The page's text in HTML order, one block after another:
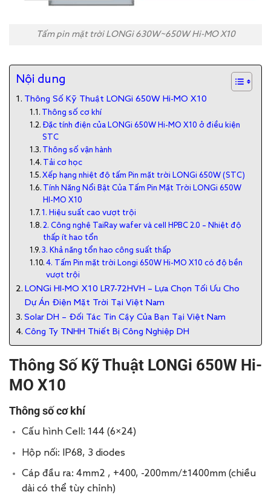
Tấm pin mặt trời LONGi 630W~650W Hi-MO X10
Nội dung
Thông Số Kỹ Thuật LONGi 650W Hi-MO X10
Thông số cơ khí
Đặc tính điện của LONGi 650W Hi-MO X10 ở điều kiện
STC
Thông số vận hành
Tải cơ học
Xếp hạng nhiệt độ tấm Pin mặt trời LONGi 650W (STC)
Tính Năng Nổi Bật Của Tấm Pin Mặt Trời LONGi 650W
HI-MO X10
1. Hiệu suất cao vượt trội
2. Công nghệ TaiRay wafer và cell HPBC 2.0 – Nhiệt độ
thấp ít hao tổn
3. Khả năng tổn hao công suất thấp
4. Tấm Pin mặt trời Longi 650W Hi-MO X10 có độ bền
vượt trội
LONGi HI-MO X10 LR7-72HVH – Lựa Chọn Tối Ưu Cho
Dự Án Điện Mặt Trời Tại Việt Nam
Solar DH – Đối Tác Tin Cậy Của Bạn Tại Việt Nam
Công Ty TNHH Thiết Bị Công Nghiệp DH
Thông Số Kỹ Thuật LONGi 650W Hi-
MO X10
Thông số cơ khí
Cấu hình Cell: 144 (6×24)
Hộp nối: IP68, 3 diodes
Cáp đầu ra: 4mm2 , +400, -200mm/±1400mm (chiều
dài có thể tùy chỉnh)